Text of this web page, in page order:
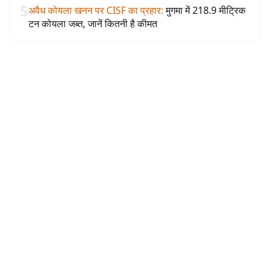
5अवैध कोयला खनन पर CISF का प्रहार: मुगमा में 218.9 मीट्रिक
टन कोयला जब्त, जानें कितनी है कीमत